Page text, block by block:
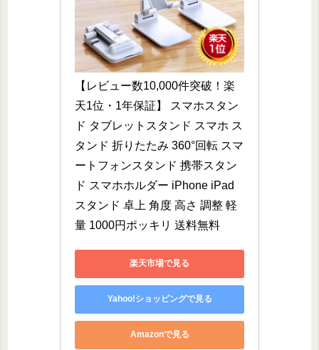
【レビュー数10,000件突破！楽
天1位・1年保証】 スマホスタン
ド タブレットスタンド スマホ ス
タンド 折りたたみ 360°回転 スマ
ートフォンスタンド 携帯スタン
ド スマホホルダー iPhone iPad
スタンド 卓上 角度 高さ 調整 軽
量 1000円ポッキリ 送料無料
楽天市場で見る
Yahoo!ショッピングで見る
Amazonで見る